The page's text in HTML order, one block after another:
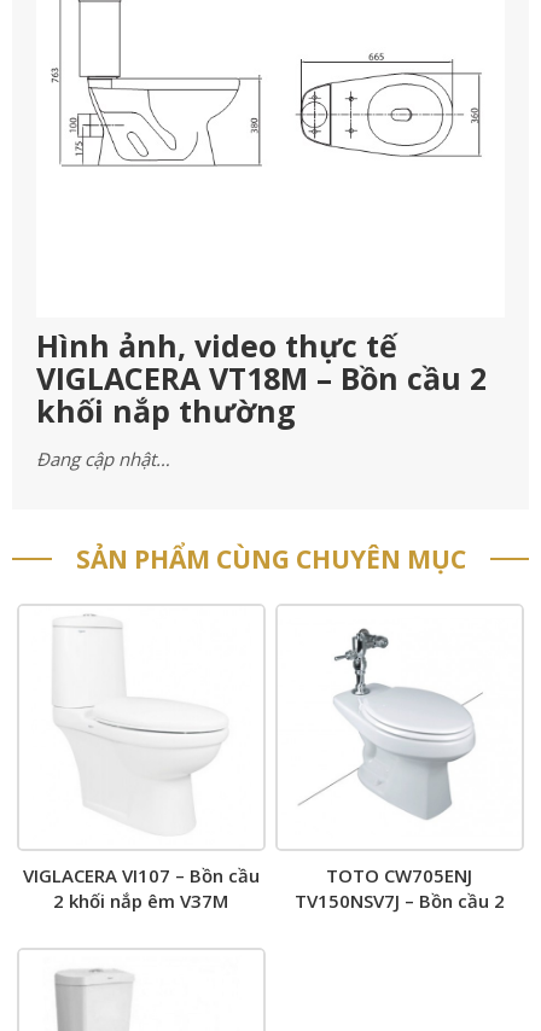
Hình ảnh, video thực tế
VIGLACERA VT18M – Bồn cầu 2
khối nắp thường
Đang cập nhật…
SẢN PHẨM CÙNG CHUYÊN MỤC
VIGLACERA VI107 – Bồn cầu
2 khối nắp êm V37M
TOTO CW705ENJ
TV150NSV7J – Bồn cầu 2